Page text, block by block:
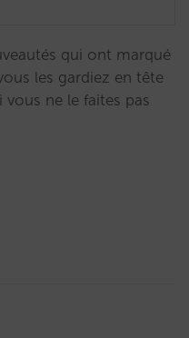
qui ont marqué
les gardiez en tête
ne le faites pas